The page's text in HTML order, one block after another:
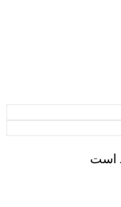
است